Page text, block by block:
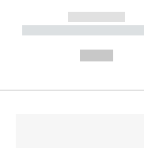
------------
----------- -----------